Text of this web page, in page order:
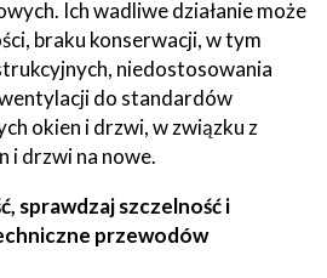
Ich wadliwe działanie może
braku konserwacji, w tym
niedostosowania
do standardów
okien i drzwi, w związku z
i drzwi na nowe.
sprawdzaj szczelność i
przewodów